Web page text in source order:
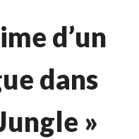
d’un
dans
»